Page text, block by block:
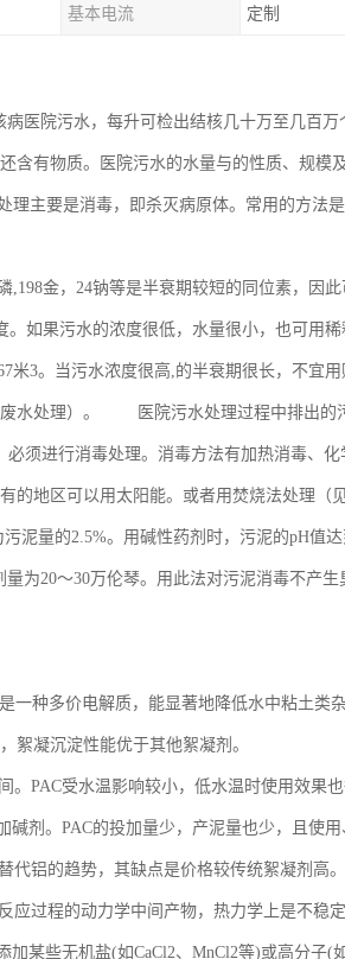
基本电流 定制
医院污水，每升可检出结核几十万至几百
含有物质。医院污水的水量与的性质、规模
主要是消毒，即杀灭病原体。常用的方法
金，24钠等是半衰期较短的同位素，因
如果污水的浓度很低，水量很小，也可用
3。当污水浓度很高,的半衰期很长，不宜用
废水处理）。 医院污水处理过程中排出的
须进行消毒处理。消毒方法有加热消毒、化
的地区可以用太阳能。或者用焚烧法处理（
泥量的2.5%。用碱性药剂时，污泥的pH值达
为20～30万伦琴。用此法对污泥消毒不产
一种多价电解质，能显著地降低水中粘土类
絮凝沉淀性能优于其他絮凝剂。
。PAC受水温影响较小，低水温时使用效果
剂。PAC的投加量少，产泥量也少，且使
铝的趋势，其缺点是价格较传统絮凝剂高。
过程的动力学中间产物，热力学上是不稳
某些无机盐(如CaCl2、MnCl2等)或高分子(